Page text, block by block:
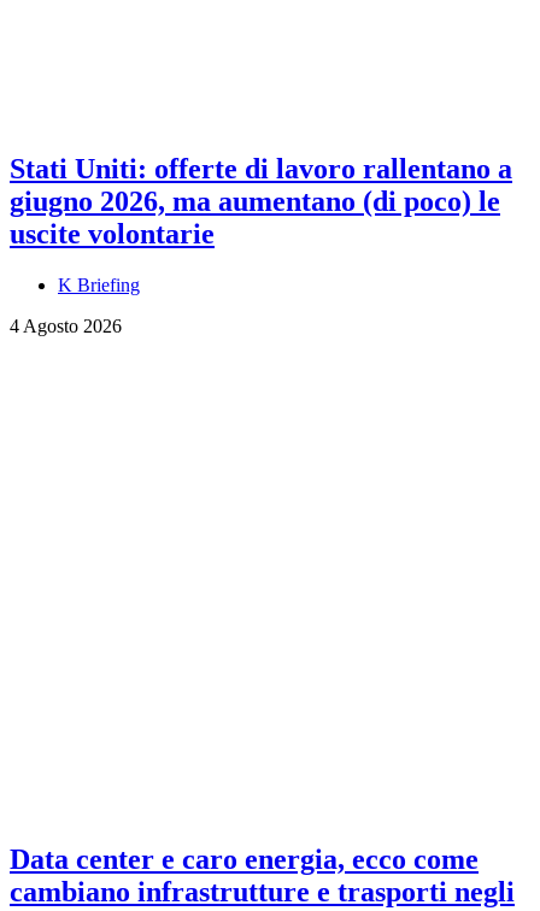
Stati Uniti: offerte di lavoro rallentano a
giugno 2026, ma aumentano (di poco) le
uscite volontarie
K Briefing
4 Agosto 2026
Data center e caro energia, ecco come
cambiano infrastrutture e trasporti negli